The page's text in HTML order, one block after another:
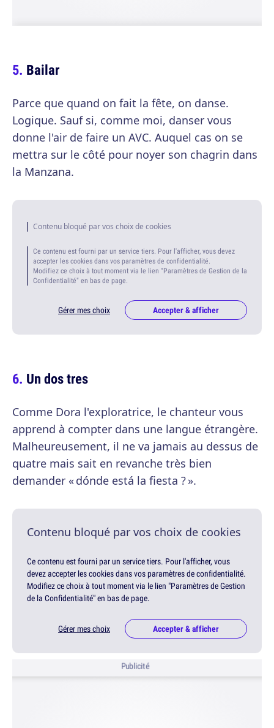
Bailar
Parce que quand on fait la fête, on danse.
Logique. Sauf si, comme moi, danser vous
donne l'air de faire un AVC. Auquel cas on se
mettra sur le côté pour noyer son chagrin dans
la Manzana.
Contenu bloqué par vos choix de cookies
Ce contenu est fourni par un service tiers. Pour l'afficher, vous devez
accepter les cookies dans vos paramètres de confidentialité.
Modifiez ce choix à tout moment via le lien "Paramètres de Gestion de la
Confidentialité" en bas de page.
Gérer mes choix Accepter & afficher
Un dos tres
Comme Dora l'exploratrice, le chanteur vous
apprend à compter dans une langue étrangère.
Malheureusement, il ne va jamais au dessus de
quatre mais sait en revanche très bien
demander « dónde está la fiesta ? ».
Contenu bloqué par vos choix de cookies
Ce contenu est fourni par un service tiers. Pour l'afficher, vous
devez accepter les cookies dans vos paramètres de confidentialité.
Modifiez ce choix à tout moment via le lien "Paramètres de Gestion
de la Confidentialité" en bas de page.
Gérer mes choix Accepter & afficher
Publicité